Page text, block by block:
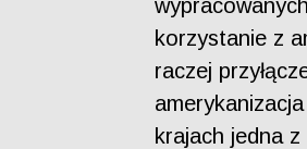
korzystanie z
raczej
krajach jedna